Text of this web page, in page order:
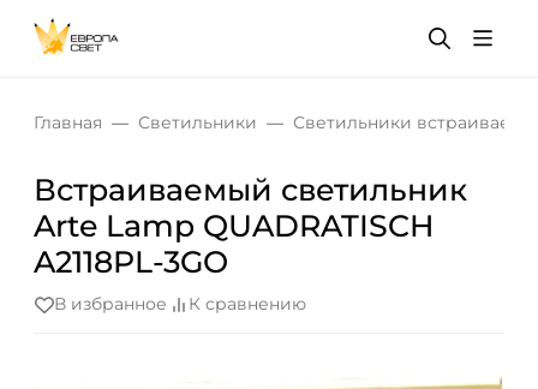
Главная Светильники Светильники
Встраиваемый светильник
Arte Lamp QUADRATISCH
A2118PL-3GO
В избранное К сравнению